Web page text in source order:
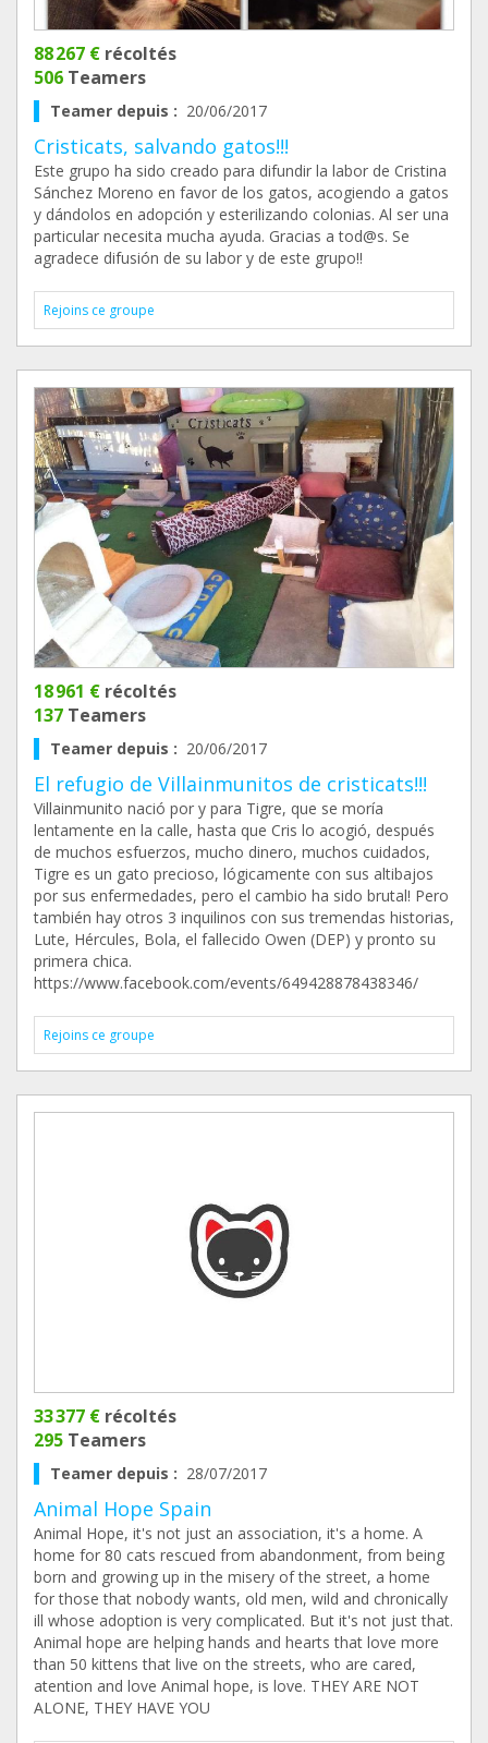
88 267 € récoltés
506 Teamers
Teamer depuis : 20/06/2017
Cristicats, salvando gatos!!!
Este grupo ha sido creado para difundir la labor de Cristina
Sánchez Moreno en favor de los gatos, acogiendo a gatos
y dándolos en adopción y esterilizando colonias. Al ser una
particular necesita mucha ayuda. Gracias a tod@s. Se
agradece difusión de su labor y de este grupo!!
Rejoins ce groupe
18 961 € récoltés
137 Teamers
Teamer depuis : 20/06/2017
El refugio de Villainmunitos de cristicats!!!
Villainmunito nació por y para Tigre, que se moría
lentamente en la calle, hasta que Cris lo acogió, después
de muchos esfuerzos, mucho dinero, muchos cuidados,
Tigre es un gato precioso, lógicamente con sus altibajos
por sus enfermedades, pero el cambio ha sido brutal! Pero
también hay otros 3 inquilinos con sus tremendas historias,
Lute, Hércules, Bola, el fallecido Owen (DEP) y pronto su
primera chica.
https://www.facebook.com/events/649428878438346/
Rejoins ce groupe
33 377 € récoltés
295 Teamers
Teamer depuis : 28/07/2017
Animal Hope Spain
Animal Hope, it's not just an association, it's a home. A
home for 80 cats rescued from abandonment, from being
born and growing up in the misery of the street, a home
for those that nobody wants, old men, wild and chronically
ill whose adoption is very complicated. But it's not just that.
Animal hope are helping hands and hearts that love more
than 50 kittens that live on the streets, who are cared,
atention and love Animal hope, is love. THEY ARE NOT
ALONE, THEY HAVE YOU